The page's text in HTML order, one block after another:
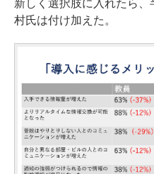
新しく選択肢に入れたら
村氏は付け加えた。